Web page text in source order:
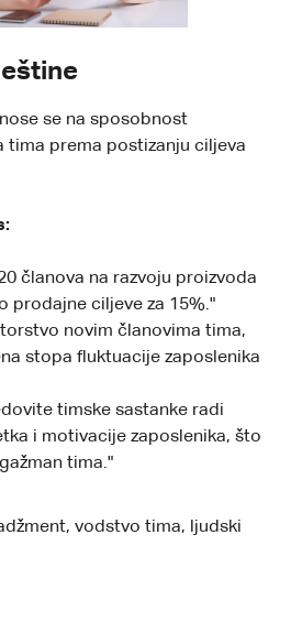
se na sposobnost
tima prema postizanju ciljeva
članova na razvoju proizvoda
prodajne ciljeve za 15%."
novim članovima tima,
stopa fluktuacije zaposlenika
timske sastanke radi
i motivacije zaposlenika, što
tima."
vodstvo tima, ljudski